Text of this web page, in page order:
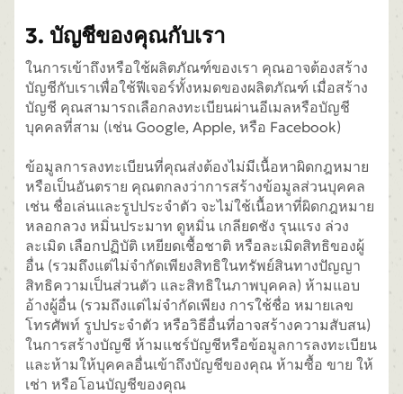
3. บัญชีของคุณกับเรา
ในการเข้าถึงหรือใช้ผลิตภัณฑ์ของเรา คุณอาจต้องสร้าง
บัญชีกับเราเพื่อใช้ฟีเจอร์ทั้งหมดของผลิตภัณฑ์ เมื่อสร้าง
บัญชี คุณสามารถเลือกลงทะเบียนผ่านอีเมลหรือบัญชี
บุคคลที่สาม (เช่น Google, Apple, หรือ Facebook)
ข้อมูลการลงทะเบียนที่คุณส่งต้องไม่มีเนื้อหาผิดกฎหมาย
หรือเป็นอันตราย คุณตกลงว่าการสร้างข้อมูลส่วนบุคคล
เช่น ชื่อเล่นและรูปประจำตัว จะไม่ใช้เนื้อหาที่ผิดกฎหมาย
หลอกลวง หมิ่นประมาท ดูหมิ่น เกลียดชัง รุนแรง ล่วง
ละเมิด เลือกปฏิบัติ เหยียดเชื้อชาติ หรือละเมิดสิทธิของผู้
อื่น (รวมถึงแต่ไม่จำกัดเพียงสิทธิในทรัพย์สินทางปัญญา
สิทธิความเป็นส่วนตัว และสิทธิในภาพบุคคล) ห้ามแอบ
อ้างผู้อื่น (รวมถึงแต่ไม่จำกัดเพียง การใช้ชื่อ หมายเลข
โทรศัพท์ รูปประจำตัว หรือวิธีอื่นที่อาจสร้างความสับสน)
ในการสร้างบัญชี ห้ามแชร์บัญชีหรือข้อมูลการลงทะเบียน
และห้ามให้บุคคลอื่นเข้าถึงบัญชีของคุณ ห้ามซื้อ ขาย ให้
เช่า หรือโอนบัญชีของคุณ